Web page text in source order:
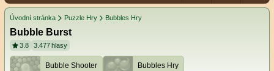
Úvodní stránka Puzzle Hry Bubbles Hry
Bubble Burst
3.8 3.477 hlasy
Bubble Shooter Bubbles Hry